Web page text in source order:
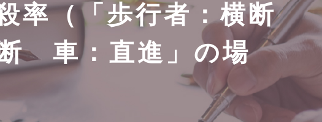
率（「歩行者：横断
車：直進」の場